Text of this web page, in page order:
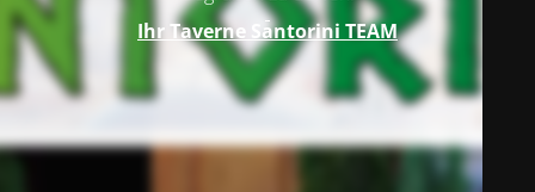
Ihr Taverne Santorini TEAM